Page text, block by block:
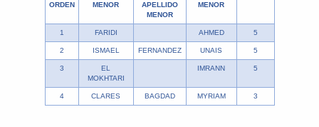
ORDEN
MENOR
APELLIDO
MENOR
MENOR
1 FARIDI AHMED 5
2 ISMAEL FERNANDEZ UNAIS 5
3
EL
MOKHTARI
IMRANN 5
4 CLARES BAGDAD MYRIAM 3